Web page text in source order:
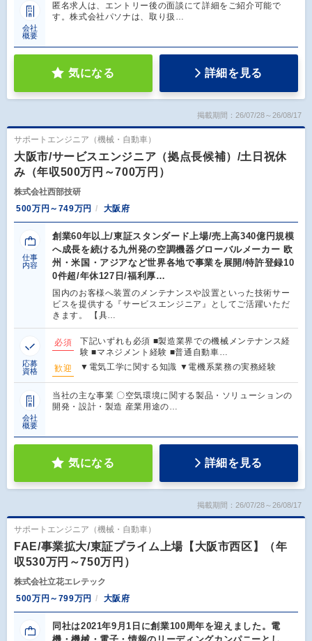
会社
概要
匿名求人は、エントリー後の面談にて詳細をご紹介可能で
す。株式会社パソナは、取り扱…
気になる 詳細を見る
掲載期間：26/07/28～26/08/17
サポートエンジニア（機械・自動車）
大阪市/サービスエンジニア（拠点長候補）/土日祝休
み（年収500万円～700万円）
株式会社西部技研
500万円～749万円
大阪府
仕事
内容
創業60年以上/東証スタンダード上場/売上高340億円規模
へ成長を続ける九州発の空調機器グローバルメーカー 欧
州・米国・アジアなど世界各地で事業を展開/特許登録10
0件超/年休127日/福利厚…
国内のお客様へ装置のメンテナンスや設置といった技術サー
ビスを提供する『サービスエンジニア』としてご活躍いただ
きます。 【具…
応募
資格
必須
下記いずれも必須 ■製造業界での機械メンテナンス経
験 ■マネジメント経験 ■普通自動車…
歓迎
▼電気工学に関する知識 ▼電機系業務の実務経験
会社
概要
当社の主な事業 〇空気環境に関する製品・ソリューションの
開発・設計・製造 産業用途の…
気になる 詳細を見る
掲載期間：26/07/28～26/08/17
サポートエンジニア（機械・自動車）
FAE/事業拡大/東証プライム上場【大阪市西区】（年
収530万円～750万円）
株式会社立花エレテック
500万円～799万円
大阪府
同社は2021年9月1日に創業100周年を迎えました。電